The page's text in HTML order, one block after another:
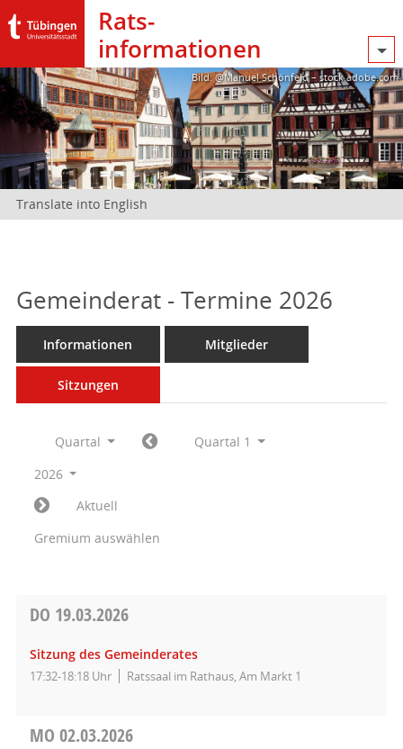
Rats­
informationen
Bild: @Manuel Schönfeld – stock.adobe.com
Translate into English
Gemeinderat - Termine 2026
Informationen Mitglieder
Sitzungen
Quartal
Quartal 1
2026
Aktuell
Gremium auswählen
DO 19.03.2026
Sitzung des Gemeinderates
17:32-18:18 Uhr Ratssaal im Rathaus, Am Markt 1
MO 02.03.2026